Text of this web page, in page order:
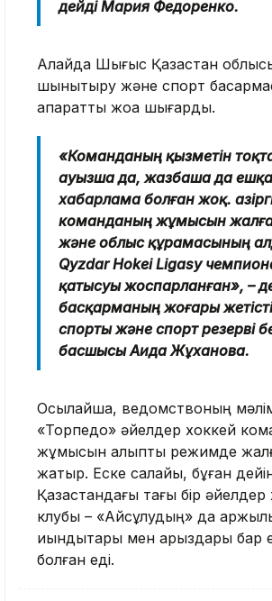
дейді Мария Федоренко.
Алайда Шығыс Қазақстан
шынықтыру және спорт
ақпаратты жоққа шығарды.
«Команданың қызметін
ауызша да, жазбаша да
хабарлама болған жоқ.
команданың жұмысын
және облыс құрамасының
Qyzdar Hokei Ligasy
қатысуы жоспарланған», –
басқарманың жоғары
спорты және спорт резерві
басшысы Аида Жұханова.
Осылайша, ведомствоның
«Торпедо» әйелдер хоккей
жұмысын қалыпты режимде
жатыр. Еске салайық, бұған
Қазақстандағы тағы бір
клубы – «Айсұлудың» да
қиындықтары мен қарыздары бар
болған еді.